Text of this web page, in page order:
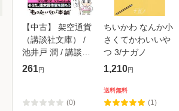
【中古】 架空通貨
（講談社文庫） /
池井戸 潤 / 講談社
[文庫]【メール便送
261円
(0)
ちいかわ なんか小
さくてかわいいや
つ 3/ナガノ
1,210円
送料無料
(1)